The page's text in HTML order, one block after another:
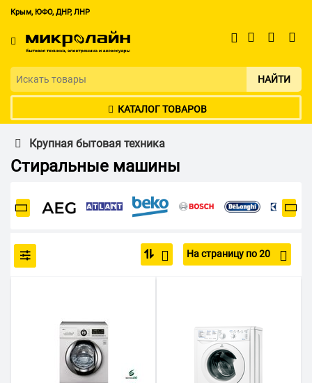
Крым, ЮФО, ДНР, ЛНР
НАЙТИ
КАТАЛОГ ТОВАРОВ
Крупная бытовая техника
Стиральные машины
На страницу по 20